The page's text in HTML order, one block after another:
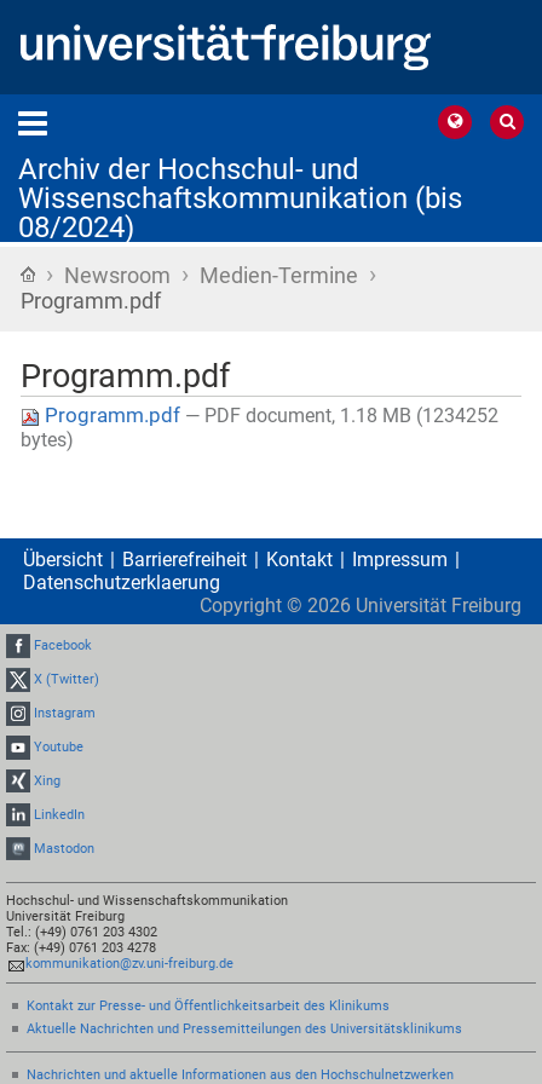
Archiv der Hochschul- und
Wissenschaftskommunikation (bis
08/2024)
Startseite
› Newsroom › Medien-Termine ›
Programm.pdf
Programm.pdf
Programm.pdf — PDF document, 1.18 MB (1234252
bytes)
Übersicht Barrierefreiheit Kontakt
Impressum
Datenschutzerklaerung
Copyright © 2026 Universität Freiburg
Facebook
X (Twitter)
Instagram
Youtube
Xing
LinkedIn
Mastodon
Hochschul- und Wissenschaftskommunikation
Universität Freiburg
Tel.: (+49) 0761 203 4302
Fax: (+49) 0761 203 4278
kommunikation@zv.uni-freiburg.de
Kontakt zur Presse- und Öffentlichkeitsarbeit des Klinikums
Aktuelle Nachrichten und Pressemitteilungen des Universitätsklinikums
Nachrichten und aktuelle Informationen aus den Hochschulnetzwerken